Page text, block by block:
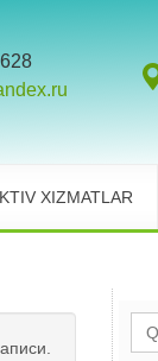
XIZMATLAR